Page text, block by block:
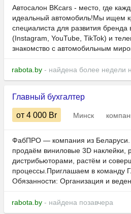
Автосалон BKcars - место, где
идеальный автомобиль!Мы ищем
специалиста для развития бренда
(Instagram, YouTube, TikTok) и
знакомство с автомобильным
rabota.by - найдена более недели
Главный бухгалтер
от 4 000 Br Минск
ФабПРО — компания из
продаём виниловые 3D наклейки,
дистрибьюторами, растём и
процессы.Приглашаем в команду
Обязанности: Организация и
rabota.by - найдена позавчера